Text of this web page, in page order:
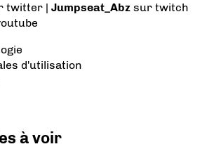
twitter |Jumpseat_Abz sur twitch
d'utilisation
à voir